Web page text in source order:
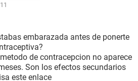
embarazada antes de ponerte
de contracepcion no aparece
Son los efectos secundarios
este enlace